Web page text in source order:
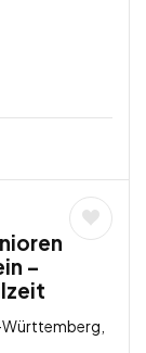
–
Württemberg,